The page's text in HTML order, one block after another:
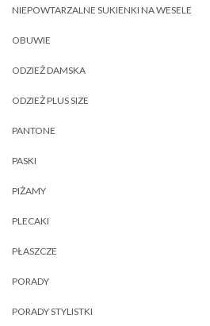
NIEPOWTARZALNE SUKIENKI NA WESELE
OBUWIE
ODZIEŻ DAMSKA
ODZIEŻ PLUS SIZE
PANTONE
PASKI
PIŻAMY
PLECAKI
PŁASZCZE
PORADY
PORADY STYLISTKI